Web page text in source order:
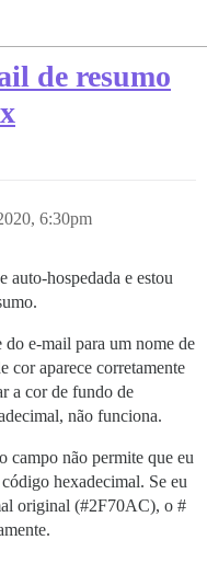
de resumo
6:30pm
auto-hospedada e estou
do e-mail para um nome de
cor aparece corretamente
a cor de fundo de
não funciona.
campo não permite que eu
hexadecimal. Se eu
original (#2F70AC), o #